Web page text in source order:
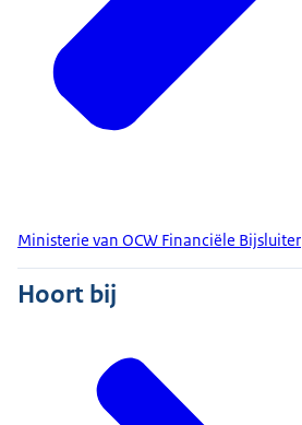
Ministerie van OCW Financiële Bijsluiter
Hoort bij